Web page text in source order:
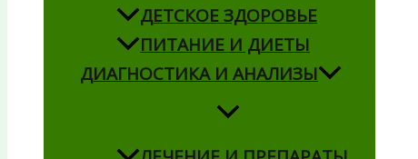
ДЕТСКОЕ ЗДОРОВЬЕ
ПИТАНИЕ И ДИЕТЫ
ДИАГНОСТИКА И АНАЛИЗЫ